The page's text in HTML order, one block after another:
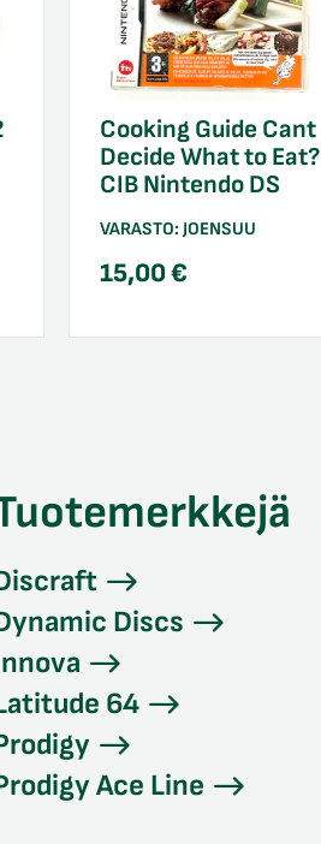
Cooking Guide Cant
Decide What to Eat?
CIB Nintendo DS
VARASTO:JOENSUU
15,00€
Discs
64
Ace Line